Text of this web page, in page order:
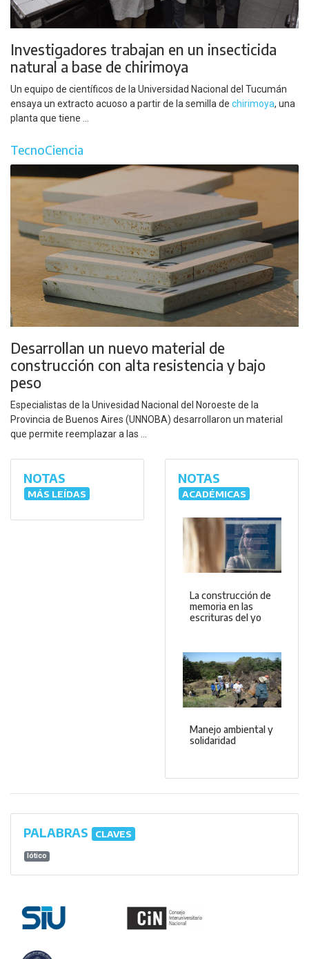
Investigadores trabajan en un insecticida
natural a base de chirimoya
Un equipo de científicos de la Universidad Nacional del Tucumán
ensaya un extracto acuoso a partir de la semilla de chirimoya, una
planta que tiene ...
TecnoCiencia
Desarrollan un nuevo material de
construcción con alta resistencia y bajo
peso
Especialistas de la Univesidad Nacional del Noroeste de la
Provincia de Buenos Aires (UNNOBA) desarrollaron un material
que permite reemplazar a las ...
NOTAS
MÁS LEÍDAS
NOTAS
ACADÉMICAS
La construcción de
memoria en las
escrituras del yo
Manejo ambiental y
solidaridad
PALABRAS CLAVES
lótico